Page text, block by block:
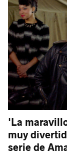
'La
muy
serie de